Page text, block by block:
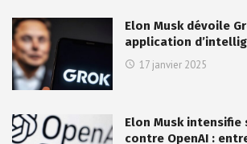
Elon Musk dévoile
application
17 janvier 2025
Elon Musk intensifie
contre OpenAI :